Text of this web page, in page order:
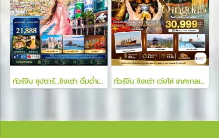
ทัวร์จีน ซุปตาร์...ชิงเต่า ดื่มด่ำเสน่ห์ยุโรปริมฝั่งทะเล 6 วัน 5 คืน ทัวร์จีน ชิงเต่า เว่ยไห่ เทศกาลเบียร์ 6 วัน 4 คืน